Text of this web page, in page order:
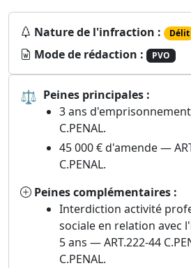
Nature de l'infraction : Délit
Mode de rédaction : PVO
⚖ Peines principales :
3 ans d'emprisonnement
C.PENAL.
45 000 € d'amende —
C.PENAL.
Peines complémentaires :
Interdiction activité
sociale en relation avec
5 ans — ART.222-44
C.PENAL.